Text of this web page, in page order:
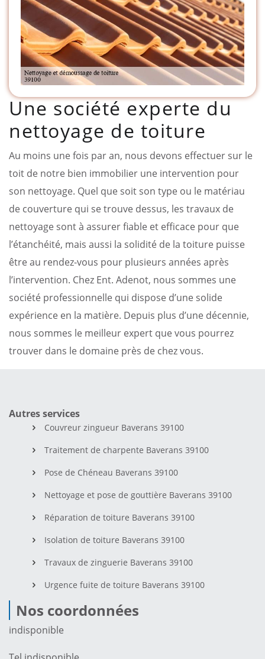
Une société experte du
nettoyage de toiture
Au moins une fois par an, nous devons effectuer sur le
toit de notre bien immobilier une intervention pour
son nettoyage. Quel que soit son type ou le matériau
de couverture qui se trouve dessus, les travaux de
nettoyage sont à assurer fiable et efficace pour que
l’étanchéité, mais aussi la solidité de la toiture puisse
être au rendez-vous pour plusieurs années après
l’intervention. Chez Ent. Adenot, nous sommes une
société professionnelle qui dispose d’une solide
expérience en la matière. Depuis plus d’une décennie,
nous sommes le meilleur expert que vous pourrez
trouver dans le domaine près de chez vous.
Autres services
Couvreur zingueur Baverans 39100
Traitement de charpente Baverans 39100
Pose de Chéneau Baverans 39100
Nettoyage et pose de gouttière Baverans 39100
Réparation de toiture Baverans 39100
Isolation de toiture Baverans 39100
Travaux de zinguerie Baverans 39100
Urgence fuite de toiture Baverans 39100
Nos coordonnées
indisponible